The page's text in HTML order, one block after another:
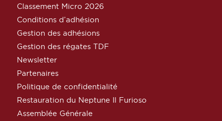
Classement Micro 2026
Conditions d’adhésion
Gestion des adhésions
Gestion des régates TDF
Newsletter
Partenaires
Politique de confidentialité
Restauration du Neptune Il Furioso
Assemblée Générale